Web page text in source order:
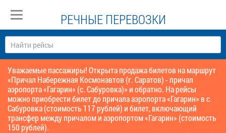
РЕЧНЫЕ ПЕРЕВОЗКИ
Уважаемые пассажиры! Открыта продажа билетов на маршрут
«Причал Набережная Космонавтов (г. Саратов) - причал
аэропорта «Гагарин» (с. Сабуровка)» и обратно. На рейсы
можно приобрести билет до причала аэропорта «Гагарин» в с.
Сабуровка (стоимость 117 рублей) и билет, включающий
трансфер между причалом и аэропортом «Гагарин» (стоимость
150 рублей).